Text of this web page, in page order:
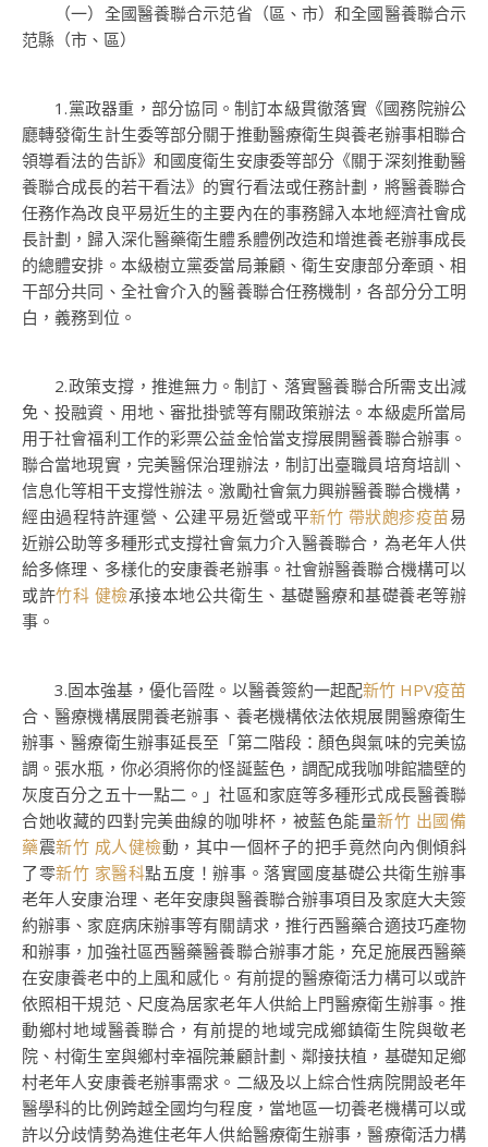
（一）全國醫養聯合示范省（區、市）和全國醫養聯合示
范縣（市、區）
1.黨政器重，部分協同。制訂本級貫徹落實《國務院辦公
廳轉發衛生計生委等部分關于推動醫療衛生與養老辦事相聯合
領導看法的告訴》和國度衛生安康委等部分《關于深刻推動醫
養聯合成長的若干看法》的實行看法或任務計劃，將醫養聯合
任務作為改良平易近生的主要內在的事務歸入本地經濟社會成
長計劃，歸入深化醫藥衛生體系體例改造和增進養老辦事成長
的總體安排。本級樹立黨委當局兼顧、衛生安康部分牽頭、相
干部分共同、全社會介入的醫養聯合任務機制，各部分分工明
白，義務到位。
2.政策支撐，推進無力。制訂、落實醫養聯合所需支出減
免、投融資、用地、審批掛號等有關政策辦法。本級處所當局
用于社會福利工作的彩票公益金恰當支撐展開醫養聯合辦事。
聯合當地現實，完美醫保治理辦法，制訂出臺職員培育培訓、
信息化等相干支撐性辦法。激勵社會氣力興辦醫養聯合機構，
經由過程特許運營、公建平易近營或平新竹 帶狀皰疹疫苗易
近辦公助等多種形式支撐社會氣力介入醫養聯合，為老年人供
給多條理、多樣化的安康養老辦事。社會辦醫養聯合機構可以
或許竹科 健檢承接本地公共衛生、基礎醫療和基礎養老等辦
事。
3.固本強基，優化晉陞。以醫養簽約一起配新竹 HPV疫苗
合、醫療機構展開養老辦事、養老機構依法依規展開醫療衛生
辦事、醫療衛生辦事延長至「第二階段：顏色與氣味的完美協
調。張水瓶，你必須將你的怪誕藍色，調配成我咖啡館牆壁的
灰度百分之五十一點二。」社區和家庭等多種形式成長醫養聯
合她收藏的四對完美曲線的咖啡杯，被藍色能量新竹 出國備
藥震新竹 成人健檢動，其中一個杯子的把手竟然向內側傾斜
了零新竹 家醫科點五度！辦事。落實國度基礎公共衛生辦事
老年人安康治理、老年安康與醫養聯合辦事項目及家庭大夫簽
約辦事、家庭病床辦事等有關請求，推行西醫藥合適技巧產物
和辦事，加強社區西醫藥醫養聯合辦事才能，充足施展西醫藥
在安康養老中的上風和感化。有前提的醫療衛活力構可以或許
依照相干規范、尺度為居家老年人供給上門醫療衛生辦事。推
動鄉村地域醫養聯合，有前提的地域完成鄉鎮衛生院與敬老
院、村衛生室與鄉村幸福院兼顧計劃、鄰接扶植，基礎知足鄉
村老年人安康養老辦事需求。二級及以上綜合性病院開設老年
醫學科的比例跨越全國均勻程度，當地區一切養老機構可以或
許以分歧情勢為進住老年人供給醫療衛生辦事，醫療衛活力構